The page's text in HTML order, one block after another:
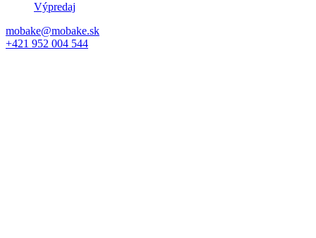
Výpredaj
mobake@mobake.sk
+421 952 004 544